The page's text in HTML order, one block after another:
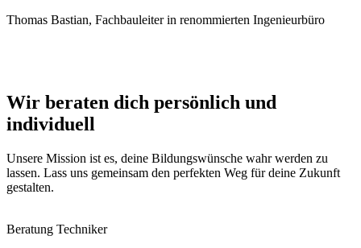
Thomas Bastian, Fachbauleiter in renommierten Ingenieurbüro
Wir beraten dich persönlich und
individuell
Unsere Mission ist es, deine Bildungswünsche wahr werden zu
lassen. Lass uns gemeinsam den perfekten Weg für deine Zukunft
gestalten.
Beratung Techniker